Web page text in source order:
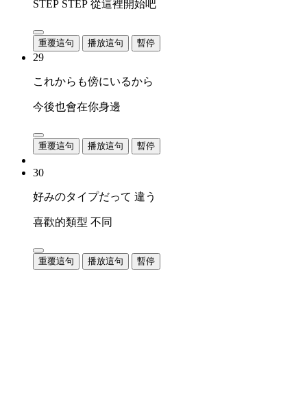
STEP STEP 從這裡開始吧
重覆這句 播放這句 暫停
29
これからも傍にいるから
今後也會在你身邊
重覆這句 播放這句 暫停
30
好みのタイプだって 違う
喜歡的類型 不同
重覆這句 播放這句 暫停